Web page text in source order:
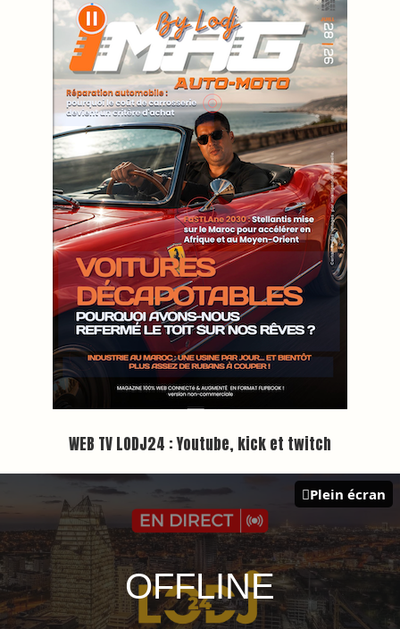
WEB TV LODJ24 : Youtube, kick et twitch
Plein écran
Inscription à la newsletter
Plus d'informations sur cette page :
PRESS +
LES PLUS RÉCENTS CLASSEURS
7 days santé & conso du 31-07-2026